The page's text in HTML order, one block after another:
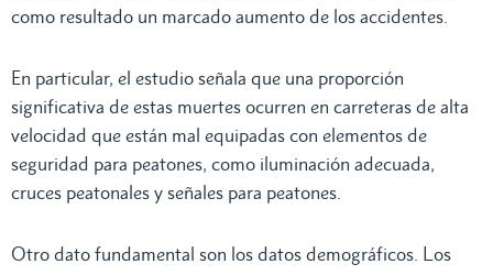
como resultado un marcado aumento de los accidentes.
En particular, el estudio señala que una proporción
significativa de estas muertes ocurren en carreteras de alta
velocidad que están mal equipadas con elementos de
seguridad para peatones, como iluminación adecuada,
cruces peatonales y señales para peatones.
Otro dato fundamental son los datos demográficos. Los